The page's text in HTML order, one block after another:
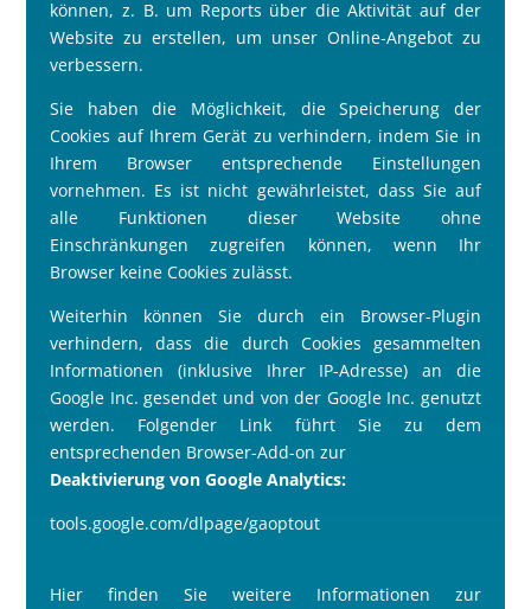
können, z. B. um Reports über die Aktivität auf der
Website zu erstellen, um unser Online-Angebot zu
verbessern.
Sie haben die Möglichkeit, die Speicherung der
Cookies auf Ihrem Gerät zu verhindern, indem Sie in
Ihrem Browser entsprechende Einstellungen
vornehmen. Es ist nicht gewährleistet, dass Sie auf
alle Funktionen dieser Website ohne
Einschränkungen zugreifen können, wenn Ihr
Browser keine Cookies zulässt.
Weiterhin können Sie durch ein Browser-Plugin
verhindern, dass die durch Cookies gesammelten
Informationen (inklusive Ihrer IP-Adresse) an die
Google Inc. gesendet und von der Google Inc. genutzt
werden. Folgender Link führt Sie zu dem
entsprechenden Browser-Add-on zur
Deaktivierung von Google Analytics:
tools.google.com/dlpage/gaoptout
Hier finden Sie weitere Informationen zur